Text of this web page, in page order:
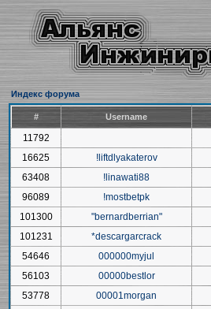
Индекс форума
# Username
11792
16625
!liftdlyakaterov
63408
!linawati88
96089
!mostbetpk
101300
"bernardberrian"
101231
*descargarcrack
54646
000000myjul
56103
00000bestlor
53778
00001morgan